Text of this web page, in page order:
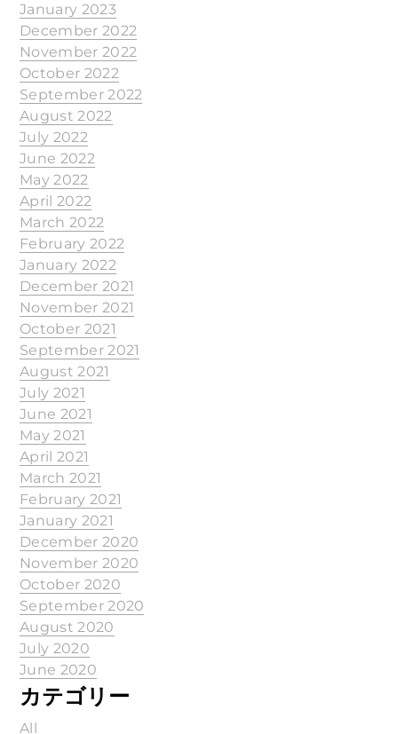
January 2023
December 2022
November 2022
October 2022
September 2022
August 2022
July 2022
June 2022
May 2022
April 2022
March 2022
February 2022
January 2022
December 2021
November 2021
October 2021
September 2021
August 2021
July 2021
June 2021
May 2021
April 2021
March 2021
February 2021
January 2021
December 2020
November 2020
October 2020
September 2020
August 2020
July 2020
June 2020
カテゴリー
All